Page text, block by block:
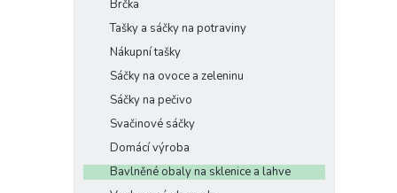
Brčka
Tašky a sáčky na potraviny
Nákupní tašky
Sáčky na ovoce a zeleninu
Sáčky na pečivo
Svačinové sáčky
Domácí výroba
Bavlněné obaly na sklenice a lahve